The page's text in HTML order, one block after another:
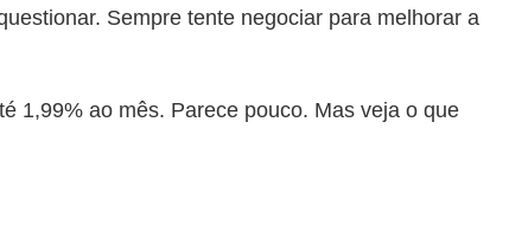
Sempre tente negociar para melhorar a
1,99% ao mês. Parece pouco. Mas veja o que